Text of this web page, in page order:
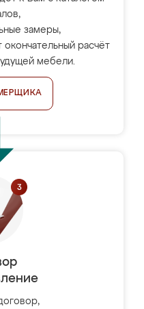
замеры,
расчёт
мебели.